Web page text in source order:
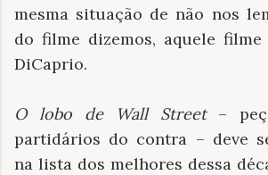
mesma situação de não nos
do filme dizemos, aquele filme
DiCaprio.
O lobo de Wall Street–
partidários do contra – deve
na lista dos melhores dessa